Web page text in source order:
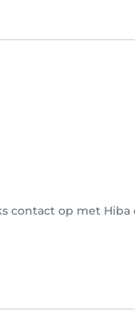
contact op met Hiba